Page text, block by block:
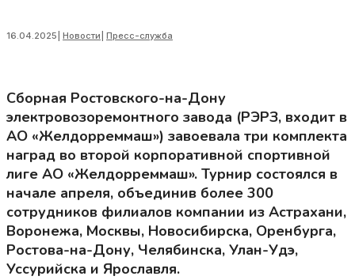
16.04.2025 Новости Пресс-служба
Сборная Ростовского-на-Дону
электровозоремонтного завода (РЭРЗ, входит в
АО «Желдорреммаш») завоевала три комплекта
наград во второй корпоративной спортивной
лиге АО «Желдорреммаш». Турнир состоялся в
начале апреля, объединив более 300
сотрудников филиалов компании из Астрахани,
Воронежа, Москвы, Новосибирска, Оренбурга,
Ростова-на-Дону, Челябинска, Улан-Удэ,
Уссурийска и Ярославля.